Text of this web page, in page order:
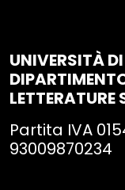
UNIVERSITÀ
LETTERATURE
Partita IVA
93009870234